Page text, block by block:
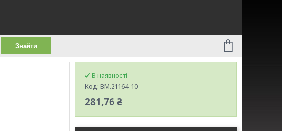
Знайти
В наявності
Код: BM.21164-10
281,76 ₴